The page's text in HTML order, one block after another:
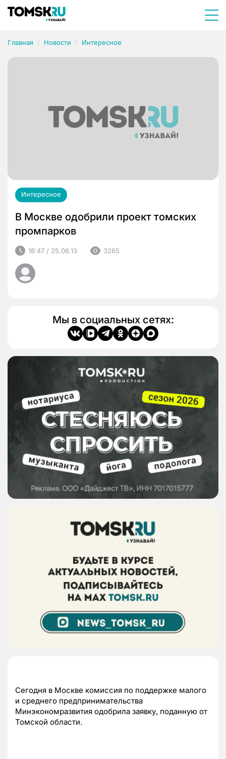
Главная Новости Интересное
Интересное
В Москве одобрили проект томских
промпарков
18:47 / 25.06.13 3265
Мы в социальных сетях:
Сегодня в Москве комиссия по поддержке малого
и среднего предпринимательства
Минэкономразвития одобрила заявку, поданную от
Томской области.